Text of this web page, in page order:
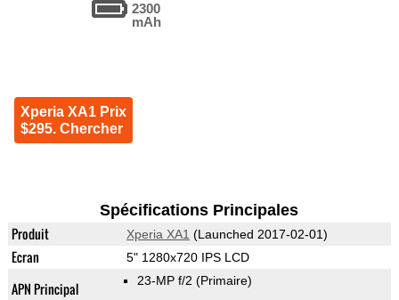
2300
mAh
Xperia XA1 Prix
$295. Chercher
Spécifications Principales
Produit Xperia XA1 (Launched 2017-02-01)
Ecran 5" 1280x720 IPS LCD
APN Principal 23-MP f/2 (Primaire)